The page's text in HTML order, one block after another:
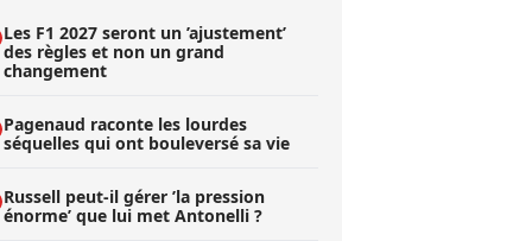
Les F1 2027 seront un ’ajustement’
des règles et non un grand
changement
Pagenaud raconte les lourdes
séquelles qui ont bouleversé sa vie
Russell peut-il gérer ’la pression
énorme’ que lui met Antonelli ?